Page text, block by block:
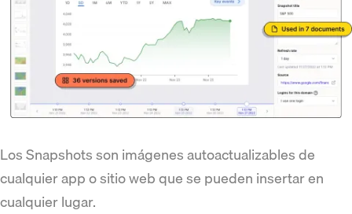
Los Snapshots son imágenes autoactualizables de
cualquier app o sitio web que se pueden insertar en
cualquier lugar.